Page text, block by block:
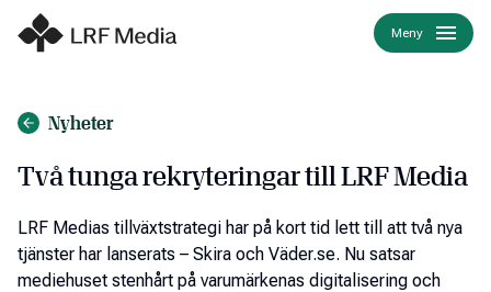
Meny
Nyheter
Två tunga rekryteringar till LRF Media
LRF Medias tillväxtstrategi har på kort tid lett till att två nya
tjänster har lanserats – Skira och Väder.se. Nu satsar
mediehuset stenhå­­­rt på varumärkenas digitalisering och